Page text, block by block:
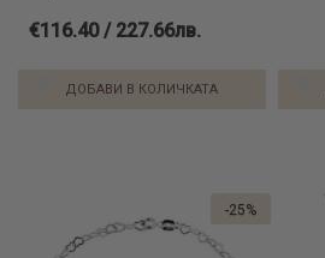
€116.40 / 227.66лв.
ДОБАВИ В КОЛИЧКАТА
-25%